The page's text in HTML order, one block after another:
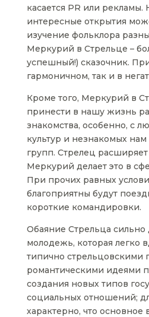
касается PR или рекламы.
интересные открытия
изучение фольклора
Меркурий в Стрельце –
успешный!) сказочник.
гармоничном, так и в
Кроме того, Меркурий в
принести в нашу жизнь
знакомства, особенно, с
культур и незнакомых
групп. Стрелец
Меркурий делает это в
При прочих равных
благоприятны будут
короткие командировки.
Обаяние Стрельца сильно
молодежь, которая легко
типично стрельцовскими
романтическими идеями
создания новых типов
социальных отношений;
характерно, что основное